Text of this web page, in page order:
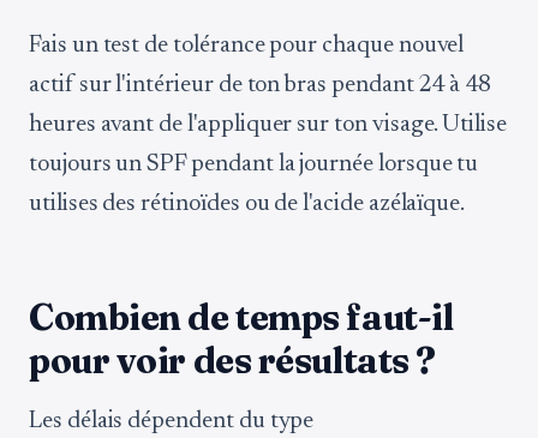
Fais un test de tolérance pour chaque nouvel
actif sur l'intérieur de ton bras pendant 24 à 48
heures avant de l'appliquer sur ton visage. Utilise
toujours un SPF pendant la journée lorsque tu
utilises des rétinoïdes ou de l'acide azélaïque.
Combien de temps faut-il
pour voir des résultats ?
Les délais dépendent du type